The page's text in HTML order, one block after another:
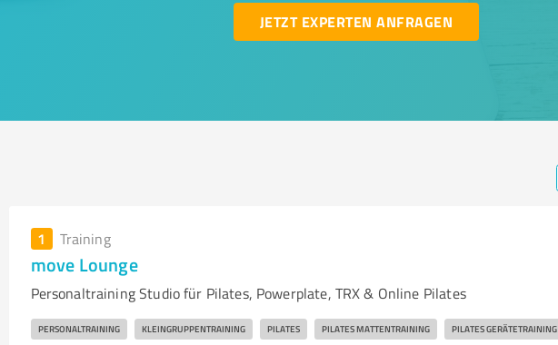
JETZT EXPERTEN ANFRAGEN
1 Training
move Lounge
Personaltraining Studio für Pilates, Powerplate, TRX & Online Pilates
PERSONALTRAINING KLEINGRUPPENTRAINING PILATES PILATES MATTENTRAINING PILATES GERÄTETRAINING